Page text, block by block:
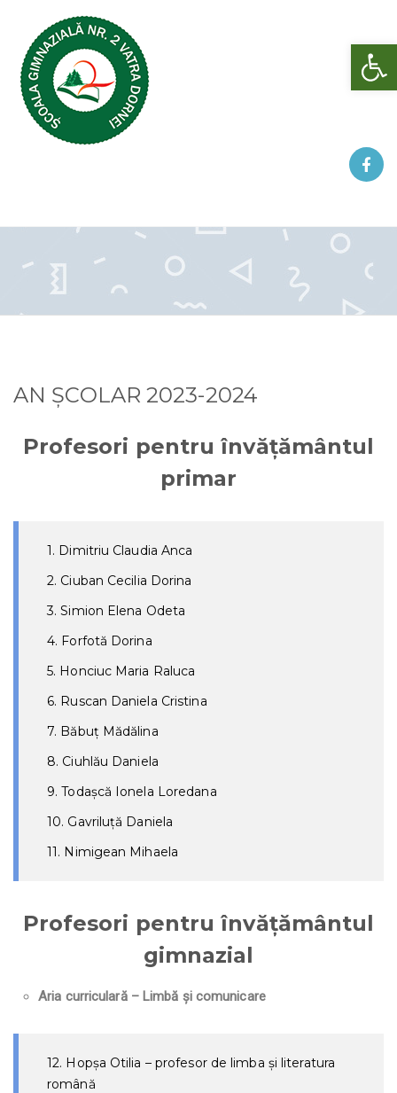
Deschide bara de unelte
AN ȘCOLAR 2023-2024
Profesori pentru învățământul
primar
1. Dimitriu Claudia Anca
2. Ciuban Cecilia Dorina
3. Simion Elena Odeta
4. Forfotă Dorina
5. Honciuc Maria Raluca
6. Ruscan Daniela Cristina
7. Băbuț Mădălina
8. Ciuhlău Daniela
9. Todaşcă Ionela Loredana
10. Gavriluță Daniela
11. Nimigean Mihaela
Profesori pentru învățământul
gimnazial
Aria curriculară – Limbă și comunicare
12. Hopșa Otilia – profesor de limba și literatura
română